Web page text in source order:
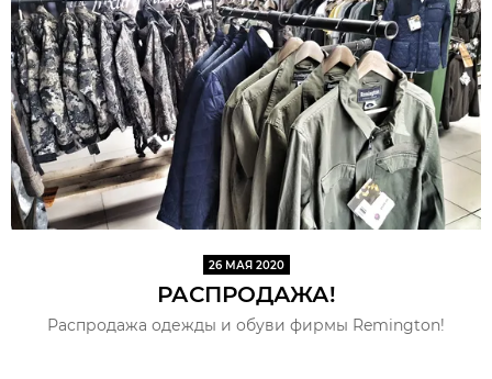
26 МАЯ 2020
РАСПРОДАЖА!
Распродажа одежды и обуви фирмы Remington!